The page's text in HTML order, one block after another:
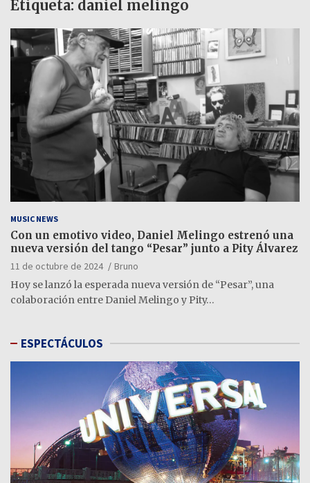
Etiqueta: daniel melingo
MUSIC NEWS
Con un emotivo video, Daniel Melingo estrenó una
nueva versión del tango “Pesar” junto a Pity Álvarez
11 de octubre de 2024
Bruno
Hoy se lanzó la esperada nueva versión de “Pesar”, una
colaboración entre Daniel Melingo y Pity…
ESPECTÁCULOS